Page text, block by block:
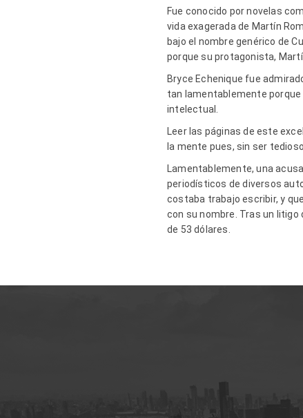
Fue conocido por novelas
vida exagerada de Martín
bajo el nombre genérico de
porque su protagonista,
Bryce Echenique fue
tan lamentablemente porque
intelectual.
Leer las páginas de este
la mente pues, sin ser
Lamentablemente, una
periodísticos de diversos
costaba trabajo escribir, y
con su nombre. Tras un
de 53 dólares.